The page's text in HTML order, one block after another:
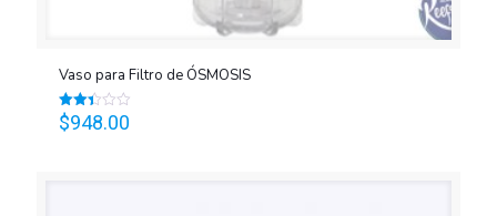
Vaso para Filtro de ÓSMOSIS
Valorado
en
$948.00